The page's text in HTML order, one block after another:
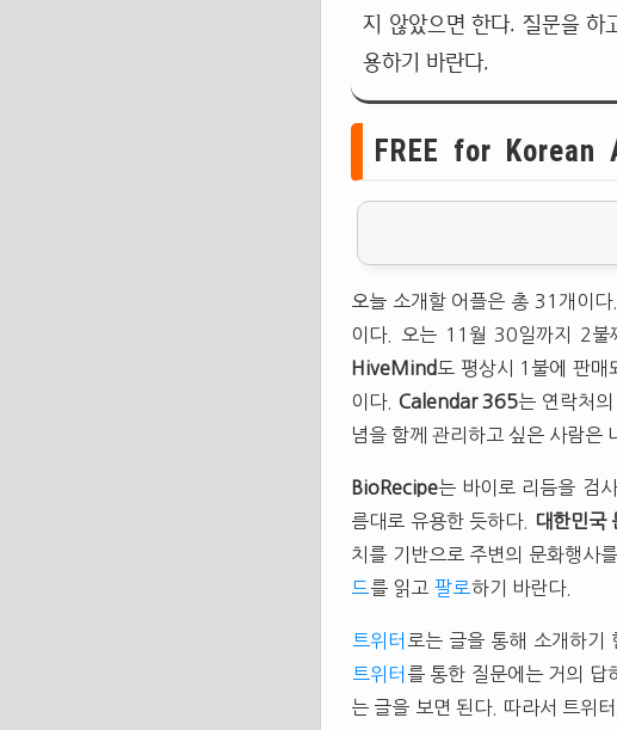
지 않았으면 한다. 질문을 하
용하기 바란다.
FREE for Korean
오늘 소개할 어플은 총 31개이
이다. 오는 11월 30일까지 2불
HiveMind 도 평상시 1불에 판매
이다. Calendar 365는 연락처
념을 함께 관리하고 싶은 사람은
BioRecipe는 바이로 리듬을 검
름대로 유용한 듯하다.
대한민국
치를 기반으로 주변의 문화행사
드 를 읽고 팔로하기 바란다.
트위터 로는 글을 통해 소개하기
트위터 를 통한 질문에는 거의 답
는 글을 보면 된다. 따라서 트위